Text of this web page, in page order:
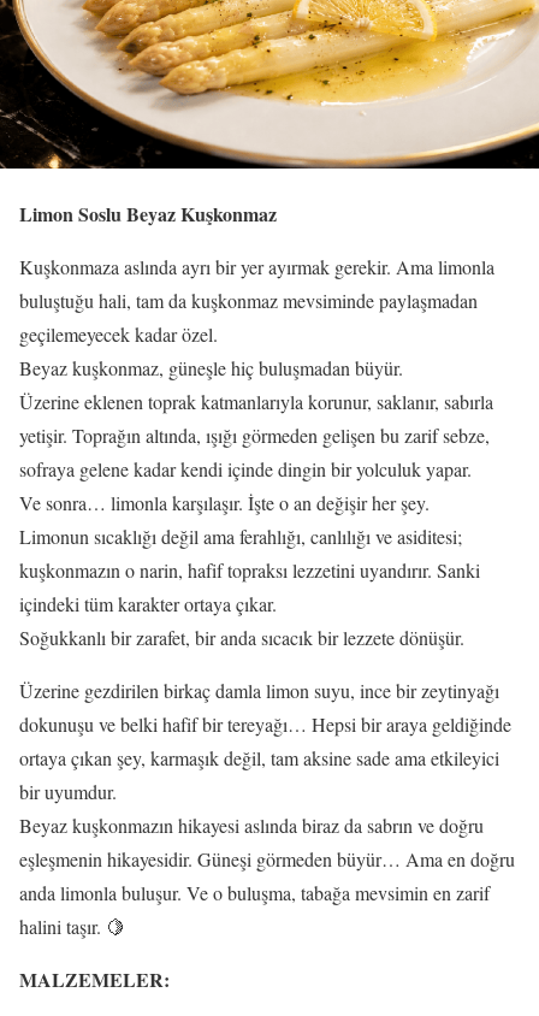
Limon Soslu Beyaz Kuşkonmaz
Kuşkonmaza aslında ayrı bir yer ayırmak gerekir. Ama limonla
buluştuğu hali, tam da kuşkonmaz mevsiminde paylaşmadan
geçilemeyecek kadar özel.
Beyaz kuşkonmaz, güneşle hiç buluşmadan büyür.
Üzerine eklenen toprak katmanlarıyla korunur, saklanır, sabırla
yetişir. Toprağın altında, ışığı görmeden gelişen bu zarif sebze,
sofraya gelene kadar kendi içinde dingin bir yolculuk yapar.
Ve sonra… limonla karşılaşır. İşte o an değişir her şey.
Limonun sıcaklığı değil ama ferahlığı, canlılığı ve asiditesi;
kuşkonmazın o narin, hafif topraksı lezzetini uyandırır. Sanki
içindeki tüm karakter ortaya çıkar.
Soğukkanlı bir zarafet, bir anda sıcacık bir lezzete dönüşür.
Üzerine gezdirilen birkaç damla limon suyu, ince bir zeytinyağı
dokunuşu ve belki hafif bir tereyağı… Hepsi bir araya geldiğinde
ortaya çıkan şey, karmaşık değil, tam aksine sade ama etkileyici
bir uyumdur.
Beyaz kuşkonmazın hikayesi aslında biraz da sabrın ve doğru
eşleşmenin hikayesidir. Güneşi görmeden büyür… Ama en doğru
anda limonla buluşur. Ve o buluşma, tabağa mevsimin en zarif
halini taşır. 🍋
MALZEMELER: